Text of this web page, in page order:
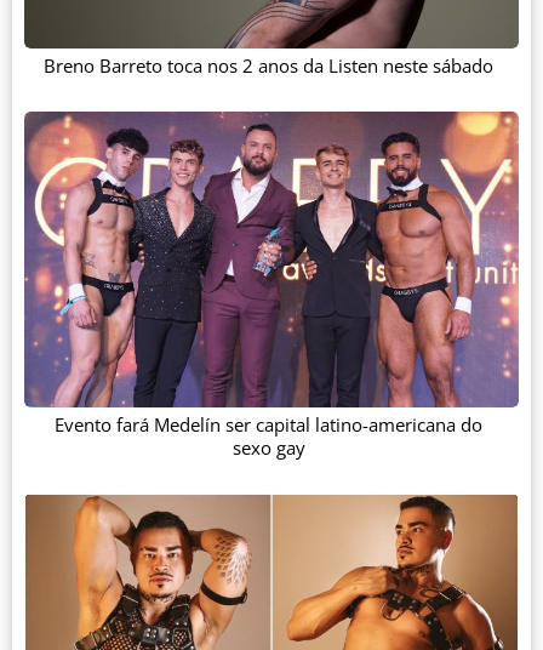
Breno Barreto toca nos 2 anos da Listen neste sábado
Evento fará Medelín ser capital latino-americana do
sexo gay